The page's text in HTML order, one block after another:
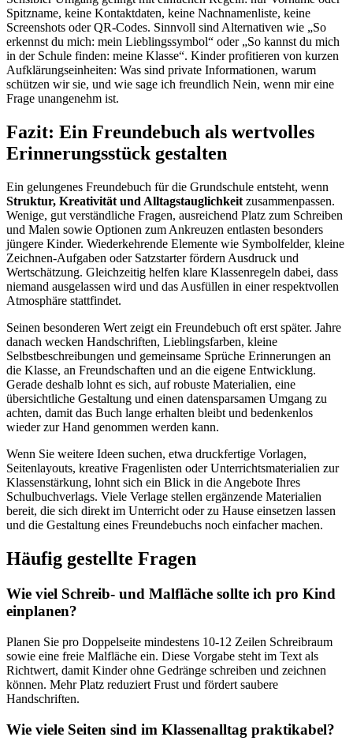
Spitzname, keine Kontaktdaten, keine Nachnamenliste, keine
Screenshots oder QR-Codes. Sinnvoll sind Alternativen wie „So
erkennst du mich: mein Lieblingssymbol“ oder „So kannst du mich
in der Schule finden: meine Klasse“. Kinder profitieren von kurzen
Aufklärungseinheiten: Was sind private Informationen, warum
schützen wir sie, und wie sage ich freundlich Nein, wenn mir eine
Frage unangenehm ist.
Fazit: Ein Freundebuch als wertvolles
Erinnerungsstück gestalten
Ein gelungenes Freundebuch für die Grundschule entsteht, wenn
Struktur, Kreativität und Alltagstauglichkeit zusammenpassen.
Wenige, gut verständliche Fragen, ausreichend Platz zum Schreiben
und Malen sowie Optionen zum Ankreuzen entlasten besonders
jüngere Kinder. Wiederkehrende Elemente wie Symbolfelder, kleine
Zeichnen-Aufgaben oder Satzstarter fördern Ausdruck und
Wertschätzung. Gleichzeitig helfen klare Klassenregeln dabei, dass
niemand ausgelassen wird und das Ausfüllen in einer respektvollen
Atmosphäre stattfindet.
Seinen besonderen Wert zeigt ein Freundebuch oft erst später. Jahre
danach wecken Handschriften, Lieblingsfarben, kleine
Selbstbeschreibungen und gemeinsame Sprüche Erinnerungen an
die Klasse, an Freundschaften und an die eigene Entwicklung.
Gerade deshalb lohnt es sich, auf robuste Materialien, eine
übersichtliche Gestaltung und einen datensparsamen Umgang zu
achten, damit das Buch lange erhalten bleibt und bedenkenlos
wieder zur Hand genommen werden kann.
Wenn Sie weitere Ideen suchen, etwa druckfertige Vorlagen,
Seitenlayouts, kreative Fragenlisten oder Unterrichtsmaterialien zur
Klassenstärkung, lohnt sich ein Blick in die Angebote Ihres
Schulbuchverlags. Viele Verlage stellen ergänzende Materialien
bereit, die sich direkt im Unterricht oder zu Hause einsetzen lassen
und die Gestaltung eines Freundebuchs noch einfacher machen.
Häufig gestellte Fragen
Wie viel Schreib- und Malfläche sollte ich pro Kind
einplanen?
Planen Sie pro Doppelseite mindestens 10-12 Zeilen Schreibraum
sowie eine freie Malfläche ein. Diese Vorgabe steht im Text als
Richtwert, damit Kinder ohne Gedränge schreiben und zeichnen
können. Mehr Platz reduziert Frust und fördert saubere
Handschriften.
Wie viele Seiten sind im Klassenalltag praktikabel?